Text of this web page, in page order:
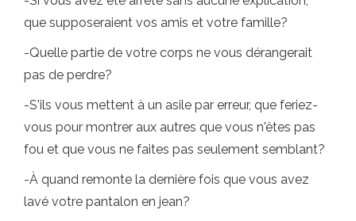
que supposeraient vos amis et votre famille?
-Quelle partie de votre corps ne vous dérangerait
pas de perdre?
-S'ils vous mettent à un asile par erreur, que feriez-
vous pour montrer aux autres que vous n'êtes pas
fou et que vous ne faites pas seulement semblant?
-À quand remonte la dernière fois que vous avez
lavé votre pantalon en jean?